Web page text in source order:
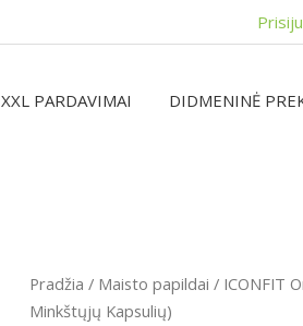
XXL PARDAVIMAI DIDMENINĖ
Pradžia / Maisto papildai / ICONFIT
Minkštųjų Kapsulių)
produkto
kiekis: